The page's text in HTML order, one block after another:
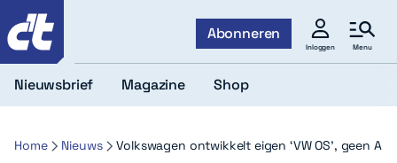
Abonneren
Inloggen Menu
Nieuwsbrief Magazine Shop
Home Nieuws Volkswagen ontwikkelt eigen ‘VW OS’, geen